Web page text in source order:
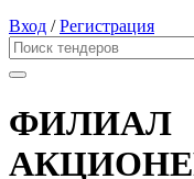
Вход /Регистрация
ФИЛИАЛ